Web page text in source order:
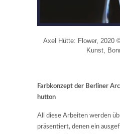
Axel Hütte: Flower, 2020
Kunst,
Farbkonzept der Berliner
hutton
All diese Arbeiten werden
präsentiert, denen ein